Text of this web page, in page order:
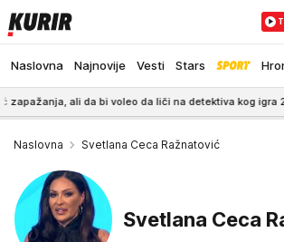
Naslovna Najnovije Vesti Stars
ali da bi voleo da liči na detektiva kog igra 20 godina
Naslovna Svetlana Ceca Ražnatović
Svetlana Ceca